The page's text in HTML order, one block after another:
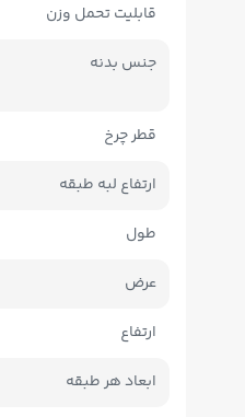
قابلیت تحمل وزن
جنس بدنه
قطر چرخ
ارتفاع لبه طبقه
طول
عرض
ارتفاع
ابعاد هر طبقه